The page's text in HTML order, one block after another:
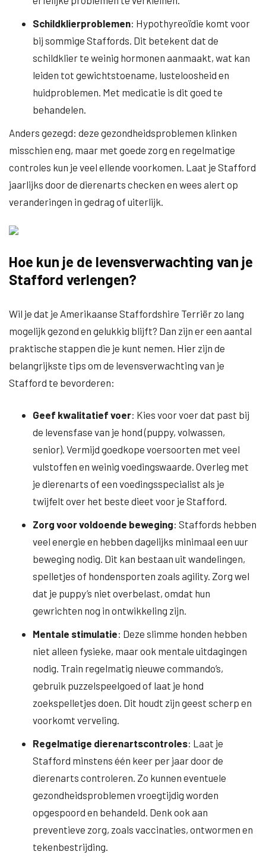
Schildklierproblemen: Hypothyreoïdie komt voor
bij sommige Staffords. Dit betekent dat de
schildklier te weinig hormonen aanmaakt, wat kan
leiden tot gewichtstoename, lusteloosheid en
huidproblemen. Met medicatie is dit goed te
behandelen.
Anders gezegd: deze gezondheidsproblemen klinken
misschien eng, maar met goede zorg en regelmatige
controles kun je veel ellende voorkomen. Laat je Stafford
jaarlijks door de dierenarts checken en wees alert op
veranderingen in gedrag of uiterlijk.
Hoe kun je de levensverwachting van je
Stafford verlengen?
Wil je dat je Amerikaanse Staffordshire Terriër zo lang
mogelijk gezond en gelukkig blijft? Dan zijn er een aantal
praktische stappen die je kunt nemen. Hier zijn de
belangrijkste tips om de levensverwachting van je
Stafford te bevorderen:
Geef kwalitatief voer: Kies voor voer dat past bij
de levensfase van je hond (puppy, volwassen,
senior). Vermijd goedkope voersoorten met veel
vulstoffen en weinig voedingswaarde. Overleg met
je dierenarts of een voedingsspecialist als je
twijfelt over het beste dieet voor je Stafford.
Zorg voor voldoende beweging: Staffords hebben
veel energie en hebben dagelijks minimaal een uur
beweging nodig. Dit kan bestaan uit wandelingen,
spelletjes of hondensporten zoals agility. Zorg wel
dat je puppy’s niet overbelast, omdat hun
gewrichten nog in ontwikkeling zijn.
Mentale stimulatie: Deze slimme honden hebben
niet alleen fysieke, maar ook mentale uitdagingen
nodig. Train regelmatig nieuwe commando’s,
gebruik puzzelspeelgoed of laat je hond
zoekspelletjes doen. Dit houdt zijn geest scherp en
voorkomt verveling.
Regelmatige dierenartscontroles: Laat je
Stafford minstens één keer per jaar door de
dierenarts controleren. Zo kunnen eventuele
gezondheidsproblemen vroegtijdig worden
opgespoord en behandeld. Denk ook aan
preventieve zorg, zoals vaccinaties, ontwormen en
tekenbestrijding.